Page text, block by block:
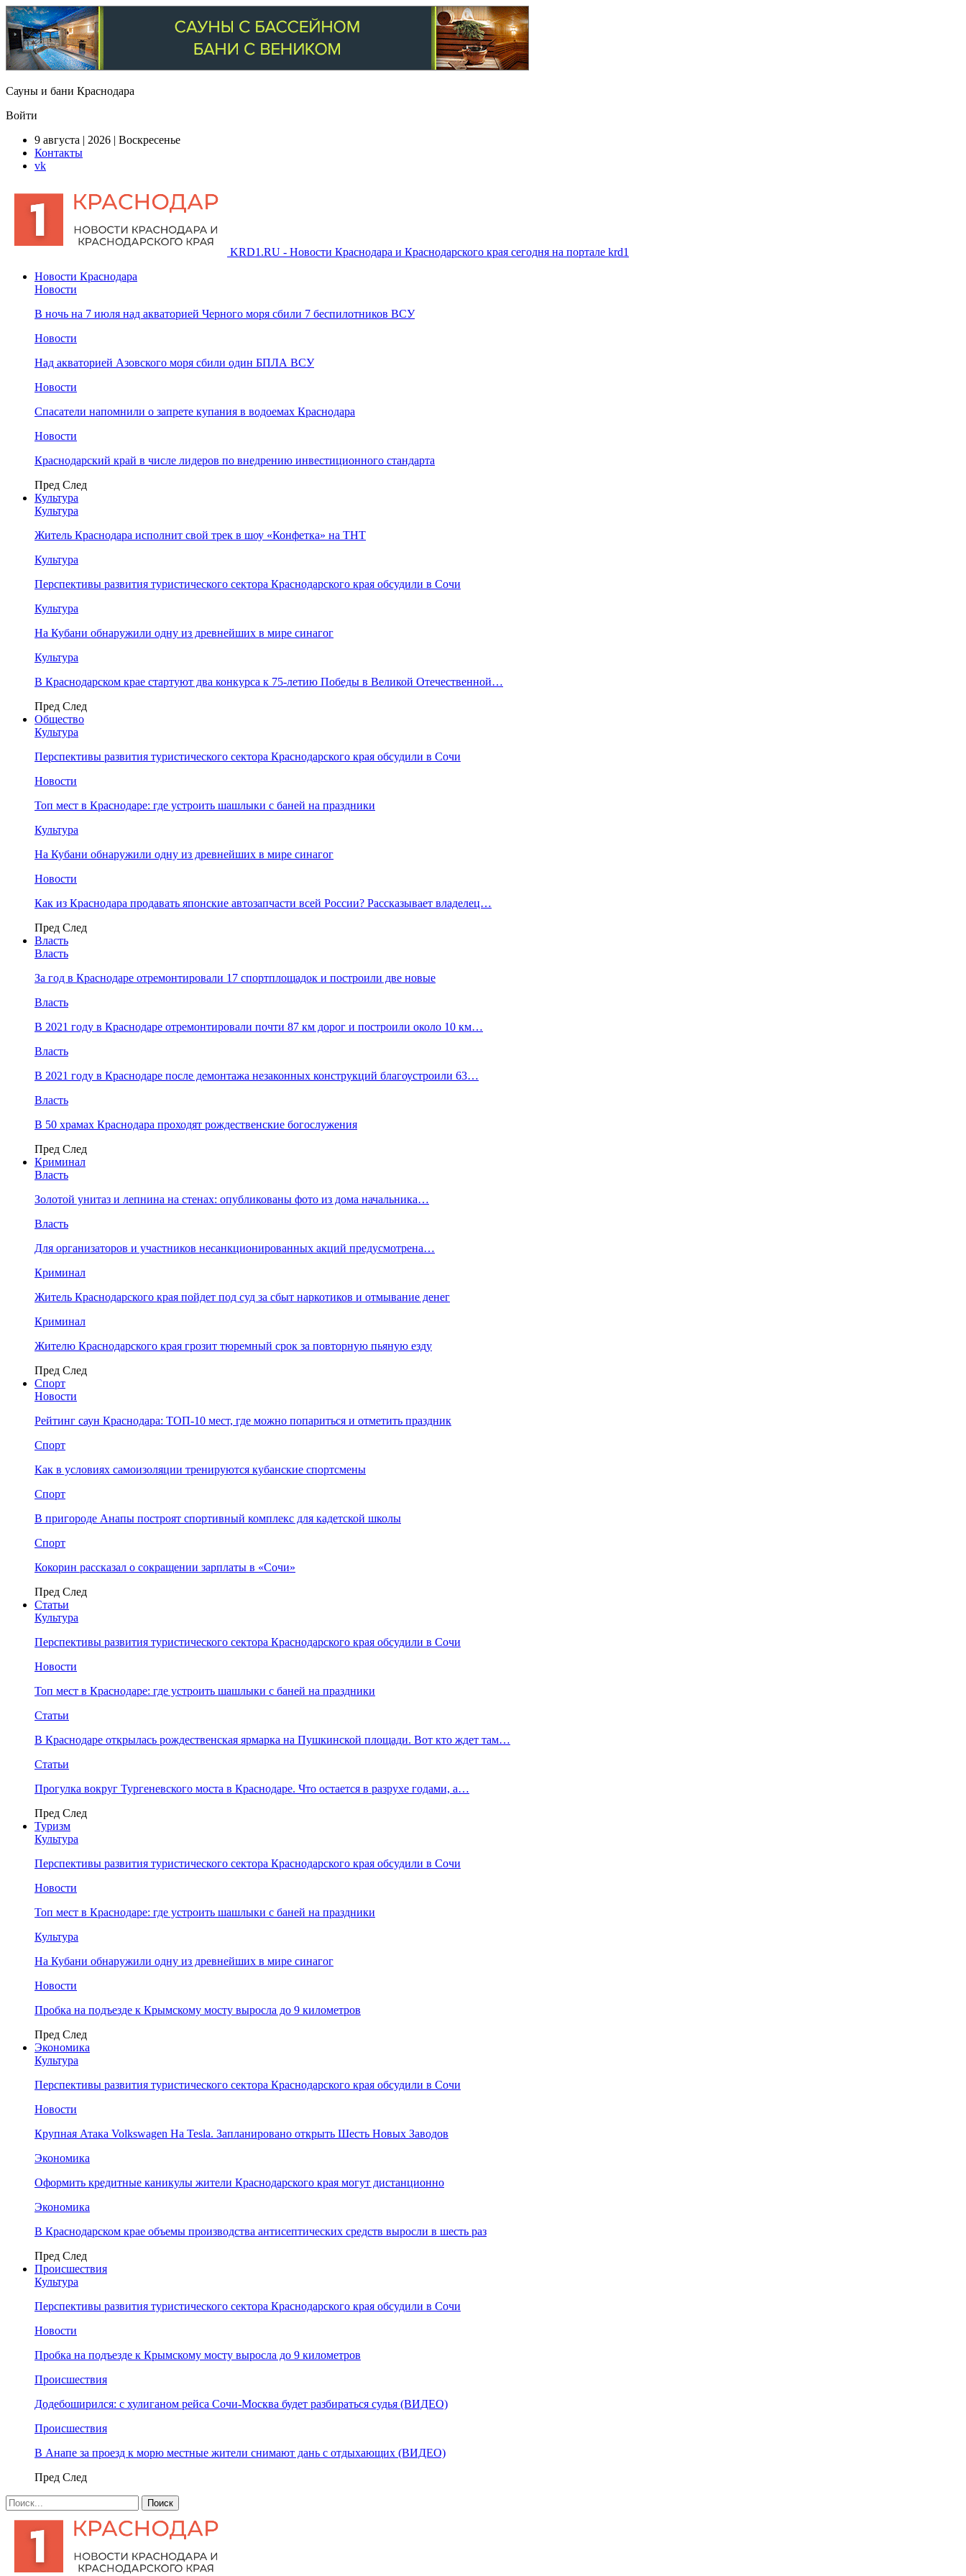
Сауны и бани Краснодара
Войти
9 августа | 2026 | Воскресенье
Контакты
vk
KRD1.RU - Новости Краснодара и Краснодарского края сегодня на портале krd1
Новости Краснодара
Новости
В ночь на 7 июля над акваторией Черного моря сбили 7 беспилотников ВСУ
Новости
Над акваторией Азовского моря сбили один БПЛА ВСУ
Новости
Спасатели напомнили о запрете купания в водоемах Краснодара
Новости
Краснодарский край в числе лидеров по внедрению инвестиционного стандарта
Пред След
Культура
Культура
Житель Краснодара исполнит свой трек в шоу «Конфетка» на ТНТ
Культура
Перспективы развития туристического сектора Краснодарского края обсудили в Сочи
Культура
На Кубани обнаружили одну из древнейших в мире синагог
Культура
В Краснодарском крае стартуют два конкурса к 75-летию Победы в Великой Отечественной…
Пред След
Общество
Культура
Перспективы развития туристического сектора Краснодарского края обсудили в Сочи
Новости
Топ мест в Краснодаре: где устроить шашлыки с баней на праздники
Культура
На Кубани обнаружили одну из древнейших в мире синагог
Новости
Как из Краснодара продавать японские автозапчасти всей России? Рассказывает владелец…
Пред След
Власть
Власть
За год в Краснодаре отремонтировали 17 спортплощадок и построили две новые
Власть
В 2021 году в Краснодаре отремонтировали почти 87 км дорог и построили около 10 км…
Власть
В 2021 году в Краснодаре после демонтажа незаконных конструкций благоустроили 63…
Власть
В 50 храмах Краснодара проходят рождественские богослужения
Пред След
Криминал
Власть
​Золотой унитаз и лепнина на стенах: опубликованы фото из дома начальника…
Власть
Для организаторов и участников несанкционированных акций предусмотрена…
Криминал
Житель Краснодарского края пойдет под суд за сбыт наркотиков и отмывание денег
Криминал
Жителю Краснодарского края грозит тюремный срок за повторную пьяную езду
Пред След
Спорт
Новости
Рейтинг саун Краснодара: ТОП-10 мест, где можно попариться и отметить праздник
Спорт
Как в условиях самоизоляции тренируются кубанские спортсмены
Спорт
В пригороде Анапы построят спортивный комплекс для кадетской школы
Спорт
Кокорин рассказал о сокращении зарплаты в «Сочи»
Пред След
Статьи
Культура
Перспективы развития туристического сектора Краснодарского края обсудили в Сочи
Новости
Топ мест в Краснодаре: где устроить шашлыки с баней на праздники
Статьи
В Краснодаре открылась рождественская ярмарка на Пушкинской площади. Вот кто ждет там…
Статьи
Прогулка вокруг Тургеневского моста в Краснодаре. Что остается в разрухе годами, а…
Пред След
Туризм
Культура
Перспективы развития туристического сектора Краснодарского края обсудили в Сочи
Новости
Топ мест в Краснодаре: где устроить шашлыки с баней на праздники
Культура
На Кубани обнаружили одну из древнейших в мире синагог
Новости
Пробка на подъезде к Крымскому мосту выросла до 9 километров
Пред След
Экономика
Культура
Перспективы развития туристического сектора Краснодарского края обсудили в Сочи
Новости
Крупная Атака Volkswagen На Tesla. Запланировано открыть Шесть Новых Заводов
Экономика
Оформить кредитные каникулы жители Краснодарского края могут дистанционно
Экономика
В Краснодарском крае объемы производства антисептических средств выросли в шесть раз
Пред След
Происшествия
Культура
Перспективы развития туристического сектора Краснодарского края обсудили в Сочи
Новости
Пробка на подъезде к Крымскому мосту выросла до 9 километров
Происшествия
Додебоширился: с хулиганом рейса Сочи-Москва будет разбираться судья (ВИДЕО)
Происшествия
В Анапе за проезд к морю местные жители снимают дань с отдыхающих (ВИДЕО)
Пред След